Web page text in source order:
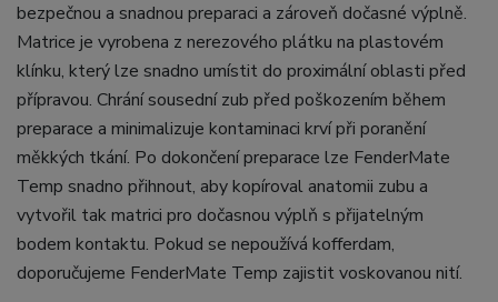
bezpečnou a snadnou preparaci a zároveň dočasné výplně.
Matrice je vyrobena z nerezového plátku na plastovém
klínku, který lze snadno umístit do proximální oblasti před
přípravou. Chrání sousední zub před poškozením během
preparace a minimalizuje kontaminaci krví při poranění
měkkých tkání. Po dokončení preparace lze FenderMate
Temp snadno přihnout, aby kopíroval anatomii zubu a
vytvořil tak matrici pro dočasnou výplň s přijatelným
bodem kontaktu. Pokud se nepoužívá kofferdam,
doporučujeme FenderMate Temp zajistit voskovanou nití.